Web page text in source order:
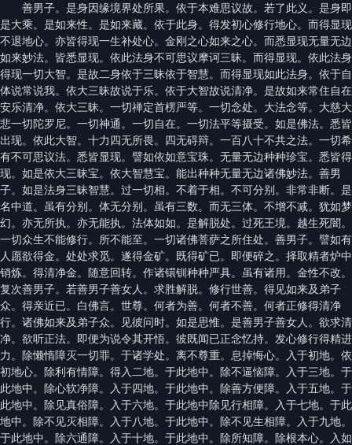
善男子。是身因缘境界处所果。依于本难思议故。若了此义。是身即
是大乘。是如来性。是如来藏。依于此身。得发初心修行地心。而得显现
不退地心。亦皆得现一生补处心。金刚之心如来之心。而悉显现无量无边
如来妙法。皆悉显现。依此法身不可思议摩诃三昧。而得显现。依此法身
得现一切大智。是故二身依于三昧依于智慧。而得显现如此法身。依于自
体说常说我。依大三昧故说于乐。依于大智故说清净。是故如来常住自在
安乐清净。依大三昧。一切禅定首楞严等。一切念处。大法念等。大慈大
悲一切陀罗尼。一切神通。一切自在。一切法平等摄受。如是佛法。悉皆
出现。依此大智。十力四无所畏。四无碍辩。一百八十不共之法。一切希
有不可思议法。悉皆显现。譬如依如意宝珠。无量无边种种珍宝。悉皆得
现。如是依大三昧宝。依大智慧宝。能出种种无量无边诸佛妙法。善男
子。如是法身三昧智慧。过一切相。不着于相。不可分别。非常非断。是
名中道。虽有分别。体无分别。虽有三数。而无三体。不增不减。犹如梦
幻。亦无所执。亦无能执。法体如如。是解脱处。过死王境。越生死闇。
一切众生不能修行。所不能至。一切诸佛菩萨之所住处。善男子。譬如有
人愿欲得金。处处求觅。遂得金矿。既得矿已。即便碎之。择取精者炉中
销炼。得清净金。随意回转。作诸镮钏种种严具。虽有诸用。金性不改。
复次善男子。若善男子善女人。求胜解脱。修行世善。得见如来及弟子
众。得亲近已。白佛言。世尊。何者为善。何者不善。何者正修得清净
行。诸佛如来及弟子众。见彼问时。如是思惟。是善男子善女人。欲求清
净。欲听正法。即便为说令其开悟。彼既闻已正念忆持。发心修行得精进
力。除懒惰障灭一切罪。于诸学处。离不尊重。息掉悔心。入于初地。依
初地心。除利有情障。得入二地。于此地中。除不逼恼障。入于三地。于
此地中。除心软净障。入于四地。于此地中。除善方便障。入于五地。于
此地中。除见真俗障。入于六地。于此地中除见行相障。入于七地。于此
地中。除不见灭相障。入于八地。于此地中。除不见生相障。入于九地。
于此地中。除六通障。入于十地。于此地中。除所知障。除根本心。入如